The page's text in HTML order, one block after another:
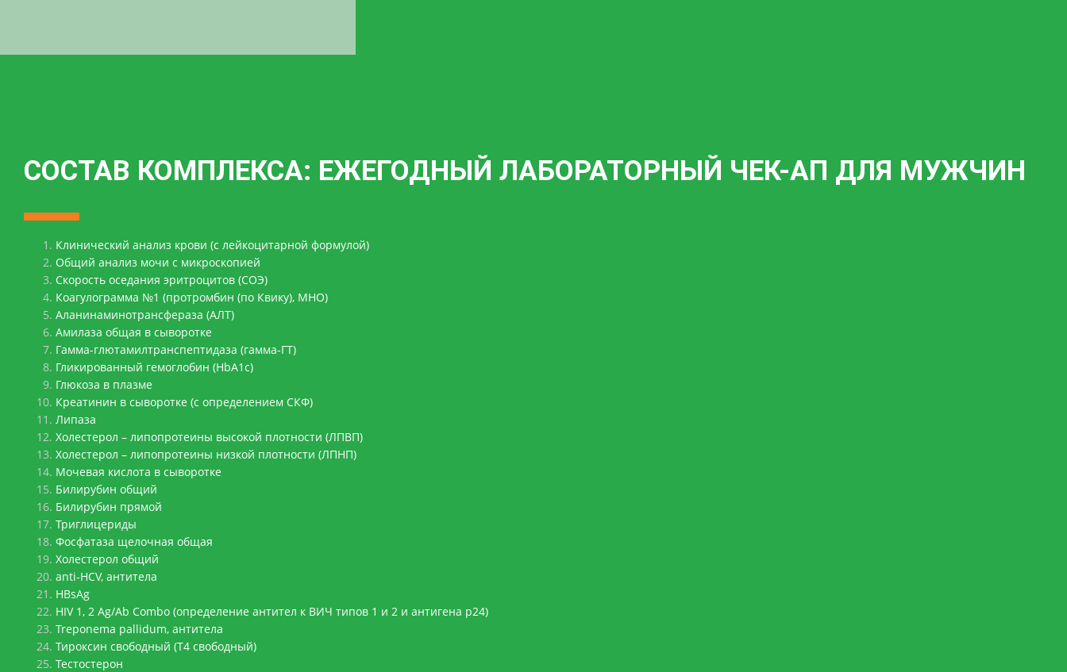
СОСТАВ КОМПЛЕКСА: ЕЖЕГОДНЫЙ ЛАБОРАТОРНЫЙ ЧЕК-АП ДЛЯ МУЖЧИН
Клинический анализ крови (c лейкоцитарной формулой)
Общий анализ мочи с микроскопией
Скорость оседания эритроцитов (СОЭ)
Коагулограмма №1 (протромбин (по Квику), МНО)
Аланинаминотрансфераза (АЛТ)
Амилаза общая в сыворотке
Гамма-глютамилтранспептидаза (гамма-ГТ)
Гликированный гемоглобин (HbA1c)
Глюкоза в плазме
Креатинин в сыворотке (с определением СКФ)
Липаза
Холестерол – липопротеины высокой плотности (ЛПВП)
Холестерол – липопротеины низкой плотности (ЛПНП)
Мочевая кислота в сыворотке
Билирубин общий
Билирубин прямой
Триглицериды
Фосфатаза щелочная общая
Холестерол общий
anti-HCV, антитела
HBsAg
HIV 1, 2 Ag/Ab Combo (определение антител к ВИЧ типов 1 и 2 и антигена p24)
Treponema pallidum, антитела
Тироксин свободный (Т4 свободный)
Тестостерон